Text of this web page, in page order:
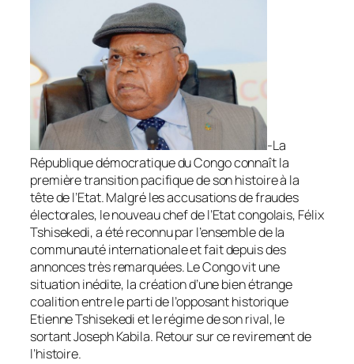
-La
République démocratique du Congo connaît la
première transition pacifique de son histoire à la
tête de l’Etat. Malgré les accusations de fraudes
électorales, le nouveau chef de l’Etat congolais, Félix
Tshisekedi, a été reconnu par l’ensemble de la
communauté internationale et fait depuis des
annonces très remarquées. Le Congo vit une
situation inédite, la création d’une bien étrange
coalition entre le parti de l’opposant historique
Etienne Tshisekedi et le régime de son rival, le
sortant Joseph Kabila. Retour sur ce revirement de
l’histoire.